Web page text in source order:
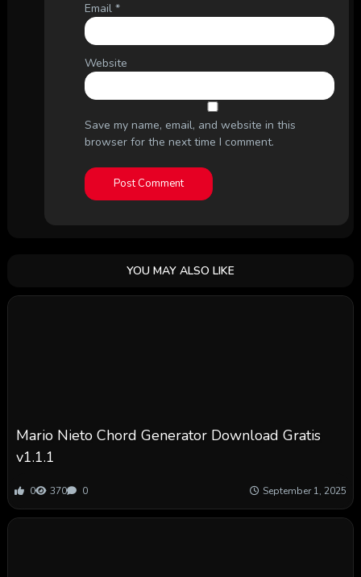
Email *
Website
Save my name, email, and website in this
browser for the next time I comment.
YOU MAY ALSO LIKE
Mario Nieto Chord Generator Download Gratis
v1.1.1
0 370 0 September 1, 2025